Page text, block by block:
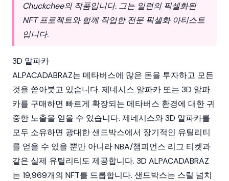
Chuckchee의 작품입니다. 그는 일련의 픽셀화된
NFT 프로젝트와 함께 작업한 전문 픽셀화 아티스트
입니다.
3D 알파카
ALPACADABRAZ는 메타버스에 많은 돈을 투자하고 모든
것을 쏟아붓고 있습니다. 제네시스 알파카 또는 3D 알파
카를 구매하면 빠르게 확장되는 메타버스 환경에 대한 귀
중한 노출을 얻을 수 있습니다. 제네시스와 3D 알파카를
모두 소유하면 광대한샌드박스에서 장기적인 유틸리티
를 얻을 수 있을 뿐만 아니라 NBA/챔피언스 리그 티켓과
같은 실제 유틸리티도 제공합니다. 3D ALPACADABRAZ
는 19,969개의 NFT를 드롭합니다. 샌드박스는 스릴 넘치